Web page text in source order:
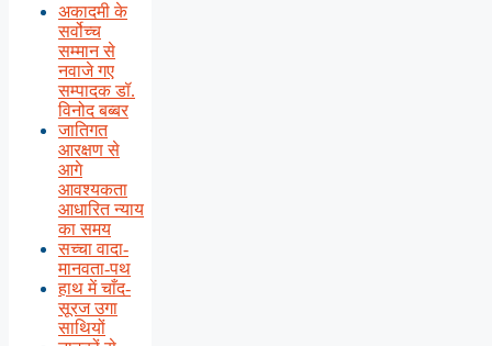
अकादमी के
सर्वोच्च
सम्मान से
नवाजे गए
सम्पादक डॉ.
विनोद बब्बर
जातिगत
आरक्षण से
आगे
आवश्यकता
आधारित न्याय
का समय
सच्चा वादा-
मानवता-पथ
हाथ में चाँद-
सूरज उगा
साथियों